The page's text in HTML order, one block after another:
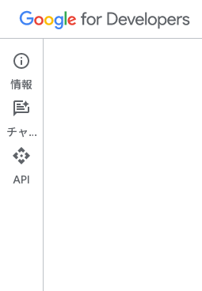
デベロッパー プログラムの概要
デベロッパー プログラムに関するよく
情報
チャット
API